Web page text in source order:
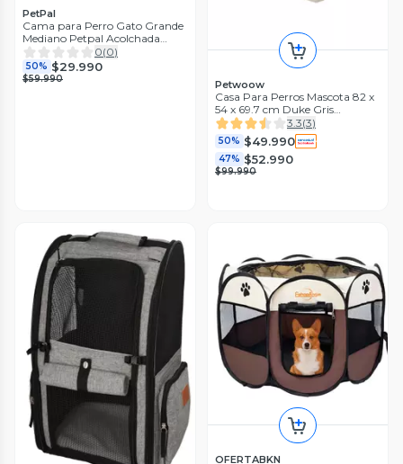
PetPal
Cama para Perro Gato Grande
Mediano Petpal Acolchada
Lavable
0(0)
50% $29.990
$59.990 Petwoow
Casa Para Perros Mascota 82 x
54 x 69.7 cm Duke Gris
Petwoow
3.3(3)
50% $49.990
47% $52.990
$99.990
OFERTABKN